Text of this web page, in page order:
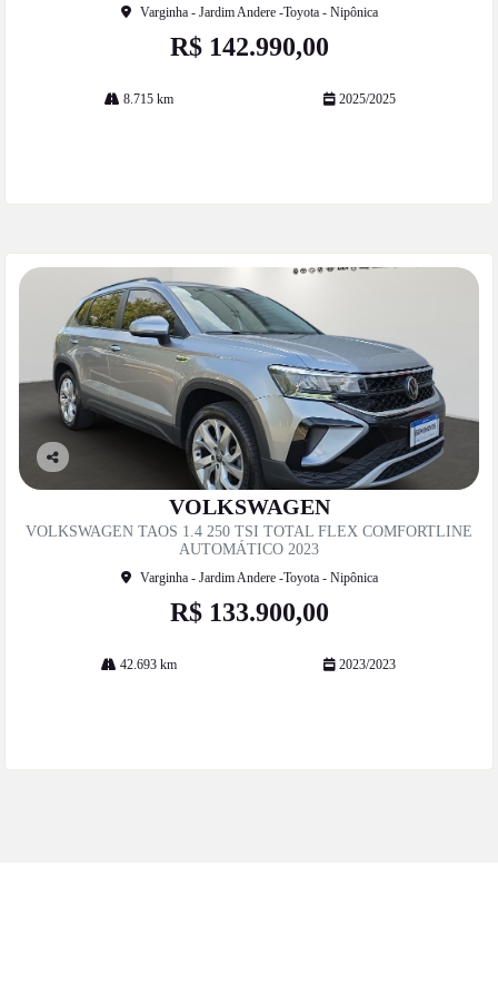
Varginha - Jardim Andere -Toyota - Nipônica
R$ 142.990,00
8.715 km 2025/2025
Co
he
VOLKSWAGEN
VOLKSWAGEN TAOS 1.4 250 TSI TOTAL FLEX COMFORTLINE
AUTOMÁTICO 2023
Varginha - Jardim Andere -Toyota - Nipônica
R$ 133.900,00
42.693 km 2023/2023